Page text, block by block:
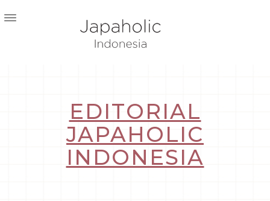
EDITORIAL
JAPAHOLIC
INDONESIA